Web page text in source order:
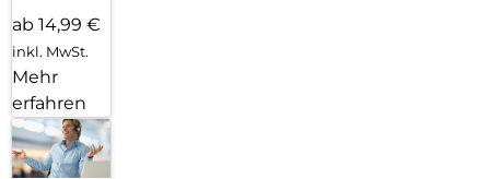
ab 14,99 €
inkl. MwSt.
Mehr
erfahren